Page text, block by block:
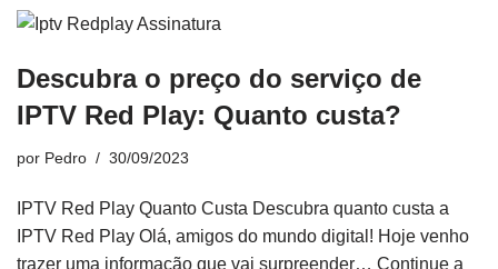
Descubra o preço do serviço de
IPTV Red Play: Quanto custa?
por Pedro 30/09/2023
IPTV Red Play Quanto Custa Descubra quanto custa a
IPTV Red Play Olá, amigos do mundo digital! Hoje venho
trazer uma informação que vai surpreender… Continue a